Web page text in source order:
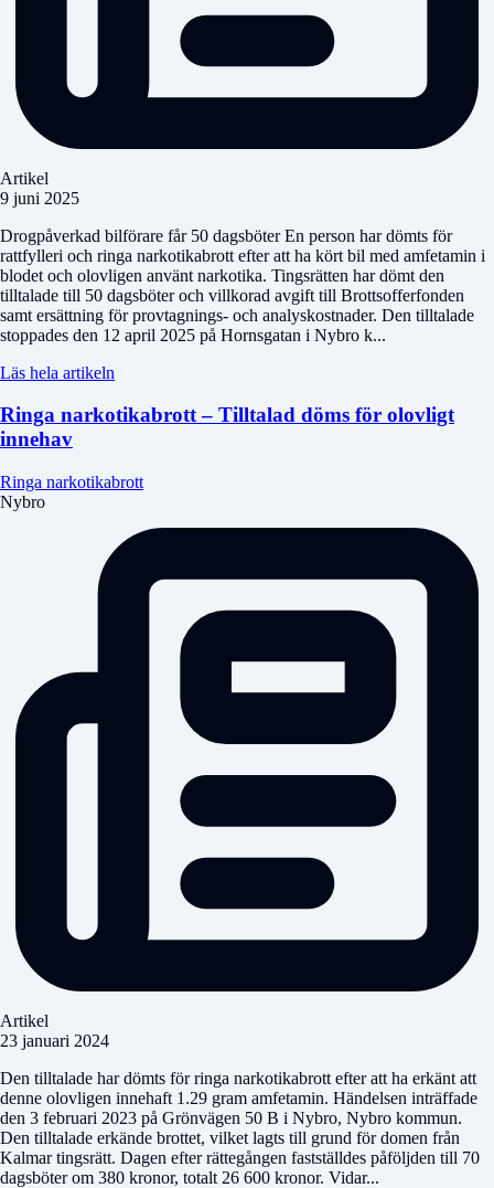
Artikel
9 juni 2025
Drogpåverkad bilförare får 50 dagsböter En person har dömts för
rattfylleri och ringa narkotikabrott efter att ha kört bil med amfetamin i
blodet och olovligen använt narkotika. Tingsrätten har dömt den
tilltalade till 50 dagsböter och villkorad avgift till Brottsofferfonden
samt ersättning för provtagnings- och analyskostnader. Den tilltalade
stoppades den 12 april 2025 på Hornsgatan i Nybro k...
Läs hela artikeln
Ringa narkotikabrott – Tilltalad döms för olovligt
innehav
Ringa narkotikabrott
Nybro
Artikel
23 januari 2024
Den tilltalade har dömts för ringa narkotikabrott efter att ha erkänt att
denne olovligen innehaft 1.29 gram amfetamin. Händelsen inträffade
den 3 februari 2023 på Grönvägen 50 B i Nybro, Nybro kommun.
Den tilltalade erkände brottet, vilket lagts till grund för domen från
Kalmar tingsrätt. Dagen efter rättegången fastställdes påföljden till 70
dagsböter om 380 kronor, totalt 26 600 kronor. Vidar...